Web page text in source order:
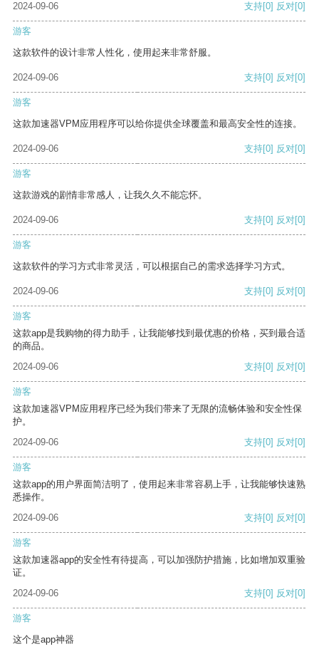
2024-09-06
支持[0] 反对[0]
游客
这款软件的设计非常人性化，使用起来非常舒服。
2024-09-06 支持[0] 反对[0]
游客
这款加速器VPM应用程序可以给你提供全球覆盖和最高安全性的连接。
2024-09-06 支持[0] 反对[0]
游客
这款游戏的剧情非常感人，让我久久不能忘怀。
2024-09-06 支持[0] 反对[0]
游客
这款软件的学习方式非常灵活，可以根据自己的需求选择学习方式。
2024-09-06 支持[0] 反对[0]
游客
这款app是我购物的得力助手，让我能够找到最优惠的价格，买到最合适
的商品。
2024-09-06
支持[0] 反对[0]
游客
这款加速器VPM应用程序已经为我们带来了无限的流畅体验和安全性保
护。
2024-09-06
支持[0] 反对[0]
游客
这款app的用户界面简洁明了，使用起来非常容易上手，让我能够快速熟
悉操作。
2024-09-06
支持[0] 反对[0]
游客
这款加速器app的安全性有待提高，可以加强防护措施，比如增加双重验
证。
2024-09-06
支持[0] 反对[0]
游客
这个是app神器